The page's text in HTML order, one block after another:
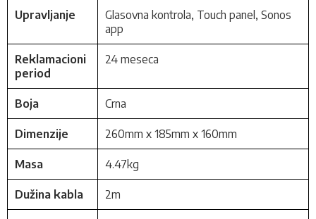
Upravljanje
Glasovna kontrola, Touch panel, Sonos
app
Reklamacioni
period
24 meseca
Boja Crna
Dimenzije 260mm x 185mm x 160mm
Masa 4.47kg
Dužina kabla 2m